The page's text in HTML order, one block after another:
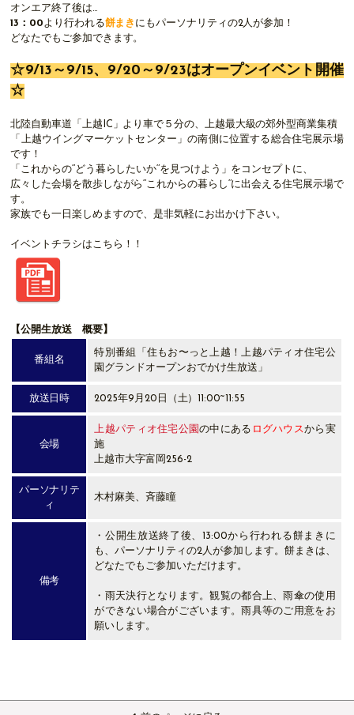
オンエア終了後は…
13：00より行われる餅まき にもパーソナリティの2人が参加！
どなたでもご参加できます。
☆9/13～9/15、9/20～9/23はオープンイベント開催
☆
北陸自動車道「上越IC」より車で５分の、上越最大級の郊外型商業集積
「上越ウイングマーケットセンター」の南側に位置する総合住宅展示場
です！
「これからの‘’どう暮らしたいか‘’を見つけよう」をコンセプトに、
広々した会場を散歩しながら‘’これからの暮らし‘’に出会える住宅展示場で
す。
家族でも一日楽しめますので、是非気軽にお出かけ下さい。
イベントチラシはこちら！！
【公開生放送 概要】
番組名
特別番組「住もお〜っと上越！上越パティオ住宅公
園グランドオープンおでかけ生放送」
放送日時 2025年9月20日（土）11:00~11:55
会場
上越パティオ住宅公園の中にある ログハウスから実
施
上越市大字富岡256-2
パーソナリテ
ィ
木村麻美、斉藤瞳
備考
・公開生放送終了後、13:00から行われる餅まきに
も、パーソナリティの2人が参加します。餅まきは、
どなたでもご参加いただけます。
・雨天決行となります。観覧の都合上、雨傘の使用
ができない場合がございます。雨具等のご用意をお
願いします。